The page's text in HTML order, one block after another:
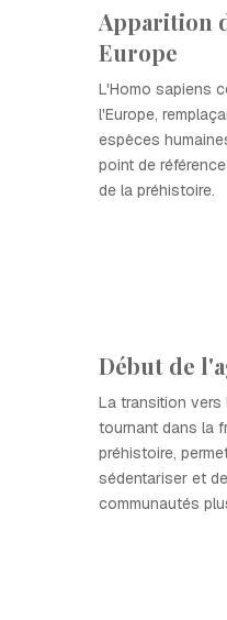
Apparition
Europe
L'Homo sapiens
l'Europe,
espèces
point de
de la préhistoire.
Début de
La transition vers
tournant dans la
préhistoire,
sédentariser et
communautés